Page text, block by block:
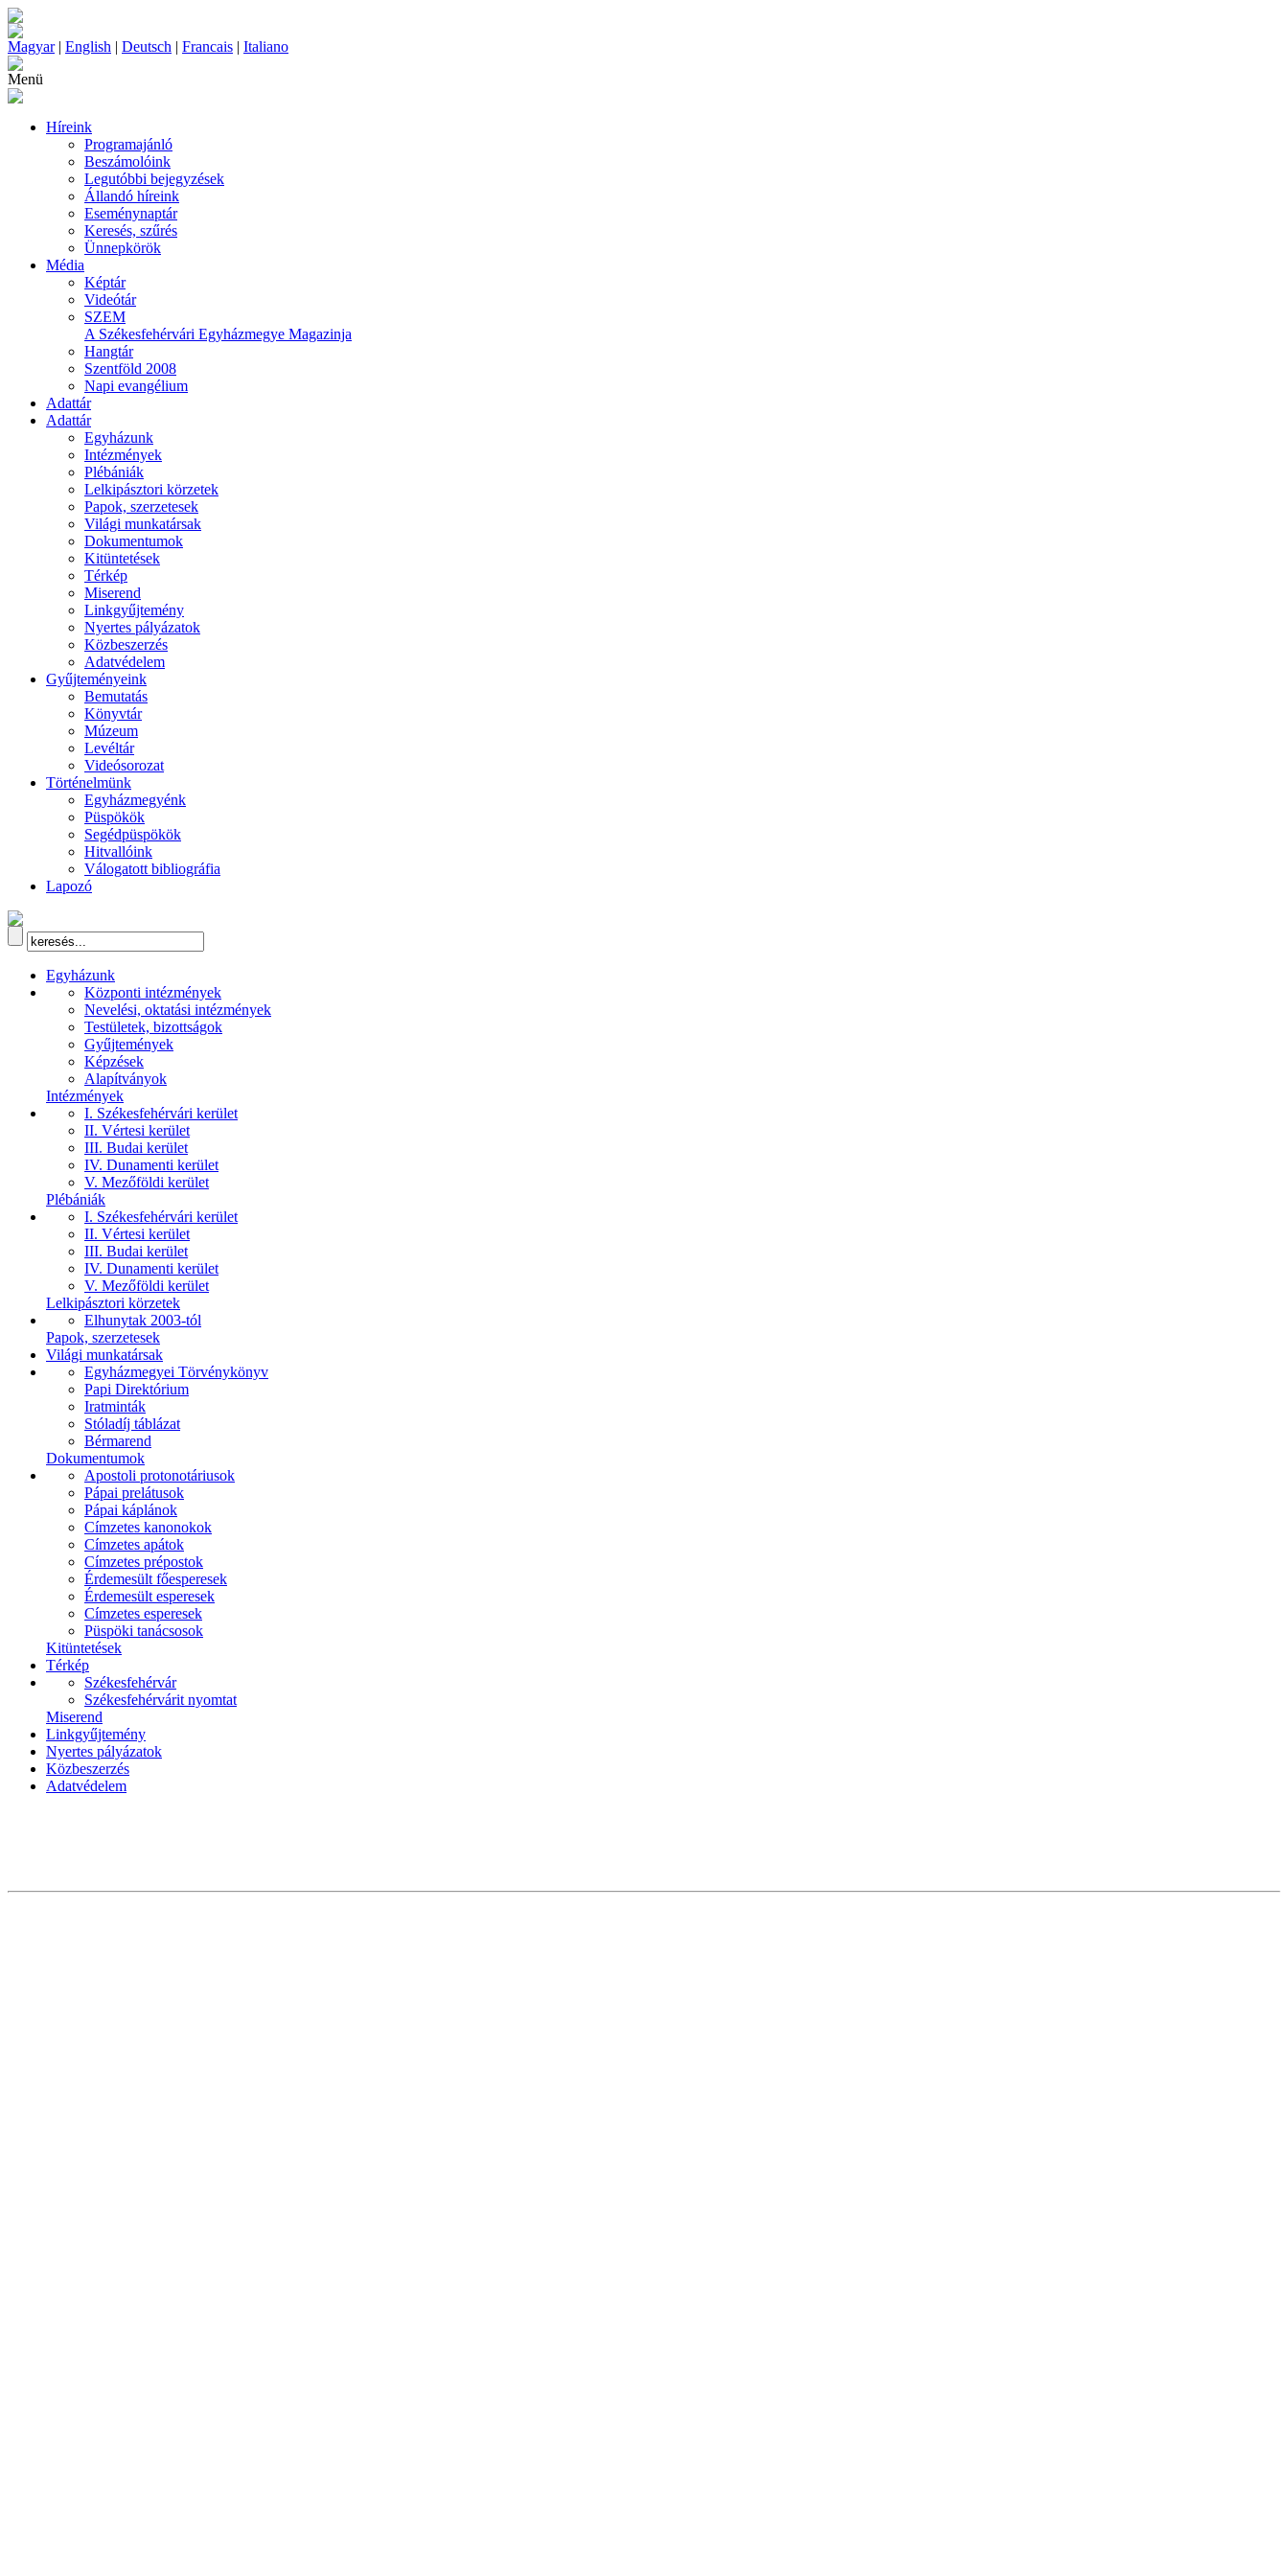
Magyar| English | Deutsch | Francais | Italiano
Menü
Híreink
Programajánló
Beszámolóink
Legutóbbi bejegyzések
Állandó híreink
Eseménynaptár
Keresés, szűrés
Ünnepkörök
Média
Képtár
Videótár
SZEM
A Székesfehérvári Egyházmegye Magazinja
Hangtár
Szentföld 2008
Napi evangélium
Adattár
Adattár
Egyházunk
Intézmények
Plébániák
Lelkipásztori körzetek
Papok, szerzetesek
Világi munkatársak
Dokumentumok
Kitüntetések
Térkép
Miserend
Linkgyűjtemény
Nyertes pályázatok
Közbeszerzés
Adatvédelem
Gyűjteményeink
Bemutatás
Könyvtár
Múzeum
Levéltár
Videósorozat
Történelmünk
Egyházmegyénk
Püspökök
Segédpüspökök
Hitvallóink
Válogatott bibliográfia
Lapozó
Egyházunk
Központi intézmények
Nevelési, oktatási intézmények
Testületek, bizottságok
Gyűjtemények
Képzések
Alapítványok
Intézmények
I. Székesfehérvári kerület
II. Vértesi kerület
III. Budai kerület
IV. Dunamenti kerület
V. Mezőföldi kerület
Plébániák
I. Székesfehérvári kerület
II. Vértesi kerület
III. Budai kerület
IV. Dunamenti kerület
V. Mezőföldi kerület
Lelkipásztori körzetek
Elhunytak 2003-tól
Papok, szerzetesek
Világi munkatársak
Egyházmegyei Törvénykönyv
Papi Direktórium
Iratminták
Stóladíj táblázat
Bérmarend
Dokumentumok
Apostoli protonotáriusok
Pápai prelátusok
Pápai káplánok
Címzetes kanonokok
Címzetes apátok
Címzetes prépostok
Érdemesült főesperesek
Érdemesült esperesek
Címzetes esperesek
Püspöki tanácsosok
Kitüntetések
Térkép
Székesfehérvár
Székesfehérvárit nyomtat
Miserend
Linkgyűjtemény
Nyertes pályázatok
Közbeszerzés
Adatvédelem